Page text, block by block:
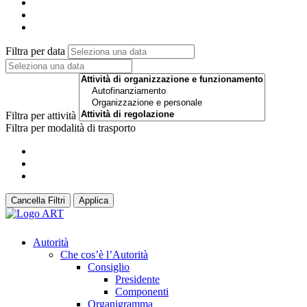
Filtra per data
Filtra per attività
Filtra per modalità di trasporto
Cancella Filtri Applica
Autorità
Che cos’è l’Autorità
Consiglio
Presidente
Componenti
Organigramma